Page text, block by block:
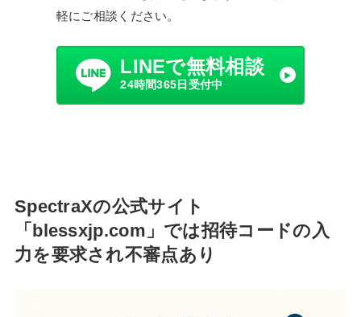
軽にご相談ください。
LINEで無料相談
24時間365日受付中
SpectraXの公式サイト
「blessxjp.com」では招待コードの入
力を要求され不審点あり